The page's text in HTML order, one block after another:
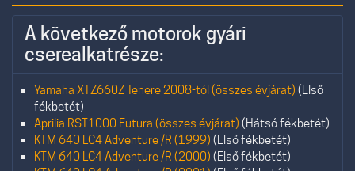
A következő motorok gyári
cserealkatrésze:
Yamaha XTZ660Z Tenere 2008-tól (összes évjárat) (Első
fékbetét)
Aprilia RST1000 Futura (összes évjárat) (Hátsó fékbetét)
KTM 640 LC4 Adventure /R (1999) (Első fékbetét)
KTM 640 LC4 Adventure /R (2000) (Első fékbetét)